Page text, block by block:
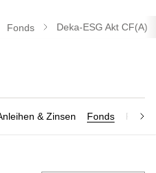
Fonds Deka-ESG Akt CF(A)
& Zinsen Fonds